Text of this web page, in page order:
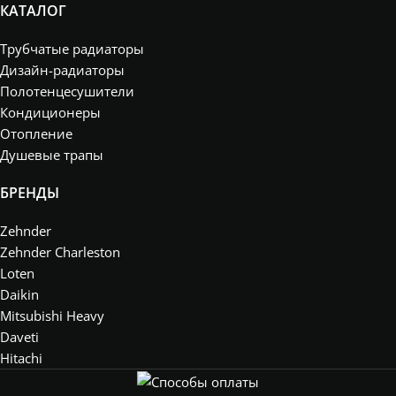
КАТАЛОГ
Трубчатые радиаторы
Дизайн-радиаторы
Полотенцесушители
Кондиционеры
Отопление
Душевые трапы
БРЕНДЫ
Zehnder
Zehnder Charleston
Loten
Daikin
Mitsubishi Heavy
Daveti
Hitachi